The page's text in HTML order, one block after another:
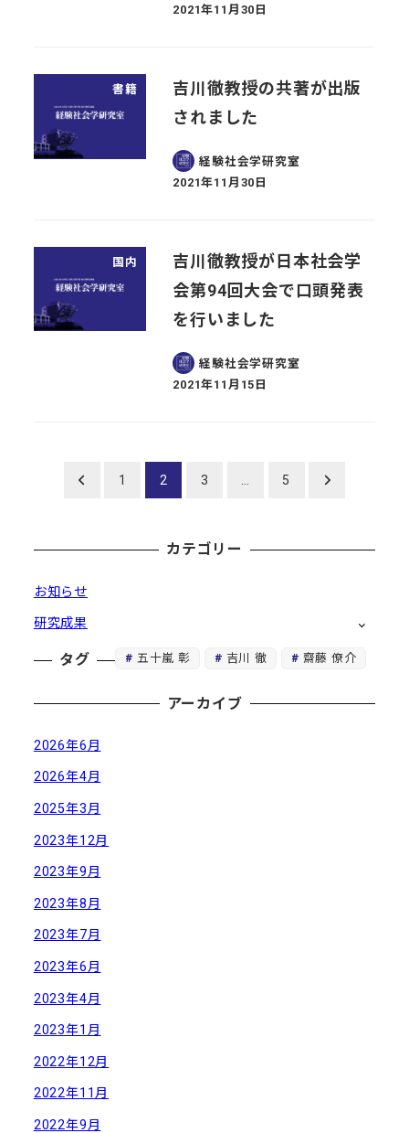
投稿日
2021年11月30日
書籍
吉川徹教授の共著が出版
されました
経験社会学研究室
投稿日
2021年11月30日
国内
吉川徹教授が日本社会学
会第94回大会で口頭発表
を行いました
経験社会学研究室
投稿日
2021年11月15日
の
ペ
ー
ジ
送
り
1 2 3 5
カテゴリー
お知らせ
研究成果
タグ 五十嵐 彰 吉川 徹 齋藤 僚介
アーカイブ
2026年6月
2026年4月
2025年3月
2023年12月
2023年9月
2023年8月
2023年7月
2023年6月
2023年4月
2023年1月
2022年12月
2022年11月
2022年9月